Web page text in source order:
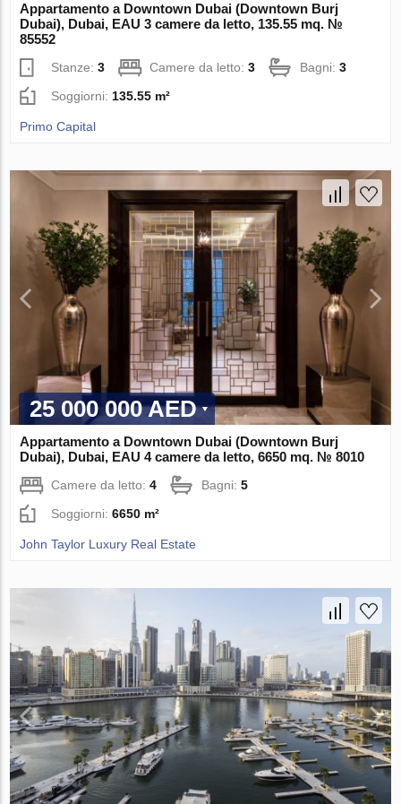
Appartamento a Downtown Dubai (Downtown Burj
Dubai), Dubai, EAU 3 camere da letto, 135.55 mq. №
85552
Stanze:3 Camere da letto:3 Bagni:3
Soggiorni:135.55 m²
Primo Capital
25 000 000 AED
Appartamento a Downtown Dubai (Downtown Burj
Dubai), Dubai, EAU 4 camere da letto, 6650 mq. № 8010
Camere da letto:4 Bagni:5
Soggiorni:6650 m²
John Taylor Luxury Real Estate